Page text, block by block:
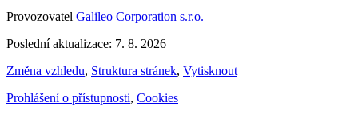
Provozovatel Galileo Corporation s.r.o.
Poslední aktualizace: 7. 8. 2026
Změna vzhledu, Struktura stránek, Vytisknout
Prohlášení o přístupnosti, Cookies